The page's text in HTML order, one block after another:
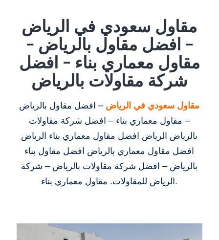
مقاول سعودي في الرياض
– افضل مقاول بالرياض –
مقاول معماري بناء – افضل
شركة مقاولات بالرياض
مقاول سعودي في الرياض– افضل مقاول بالرياض
– مقاول معماري بناء – افضل شركة مقاولات
بالرياض الرياض افضل مقاول معماري بناء الرياض
افضل مقاول معماري بالرياض افضل مقاول بناء
بالرياض – افضل شركة مقاولات بالرياض – شركة
الرياض للمقاولات. مقاول معماري بناء.